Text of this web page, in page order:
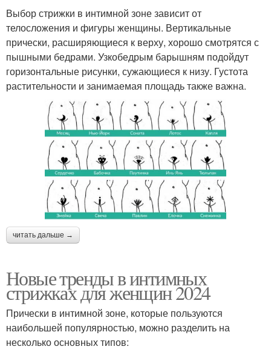
Выбор стрижки в интимной зоне зависит от
телосложения и фигуры женщины. Вертикальные
прически, расширяющиеся к верху, хорошо смотрятся с
пышными бедрами. Узкобедрым барышням подойдут
горизонтальные рисунки, сужающиеся к низу. Густота
растительности и занимаемая площадь также важна.
читать дальше →
Новые тренды в интимных
стрижках для женщин 2024
Прически в интимной зоне, которые пользуются
наибольшей популярностью, можно разделить на
несколько основных типов: